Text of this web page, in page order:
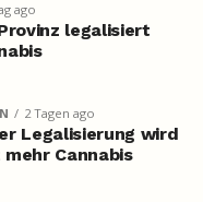
ago
legalisiert
2 Tagen ago
Legalisierung wird
Cannabis